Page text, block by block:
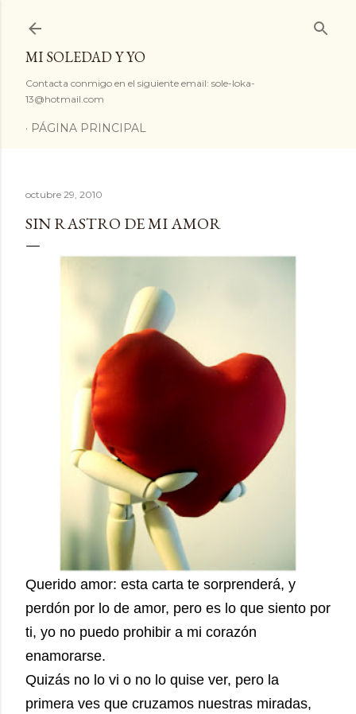
MI SOLEDAD Y YO
Contacta conmigo en el siguiente email: sole-loka-
13@hotmail.com
PÁGINA PRINCIPAL
octubre 29, 2010
SIN RASTRO DE MI AMOR
Querido amor: esta carta te sorprenderá, y
perdón por lo de amor, pero es lo que siento por
ti, yo no puedo prohibir a mi corazón
enamorarse.
Quizás no lo vi o no lo quise ver, pero la
primera ves que cruzamos nuestras miradas,